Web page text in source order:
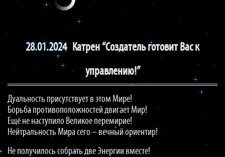
28.01.2024 Катрен “Создатель готовит Вас к
управлению!”
Дуальность присутствует в этом Мире!
Борьба противоположностей двигает Мир!
Ещё не наступило Великое перемирие!
Нейтральность Мира сего – вечный ориентир!
Не получилось собрать две Энергии вместе!